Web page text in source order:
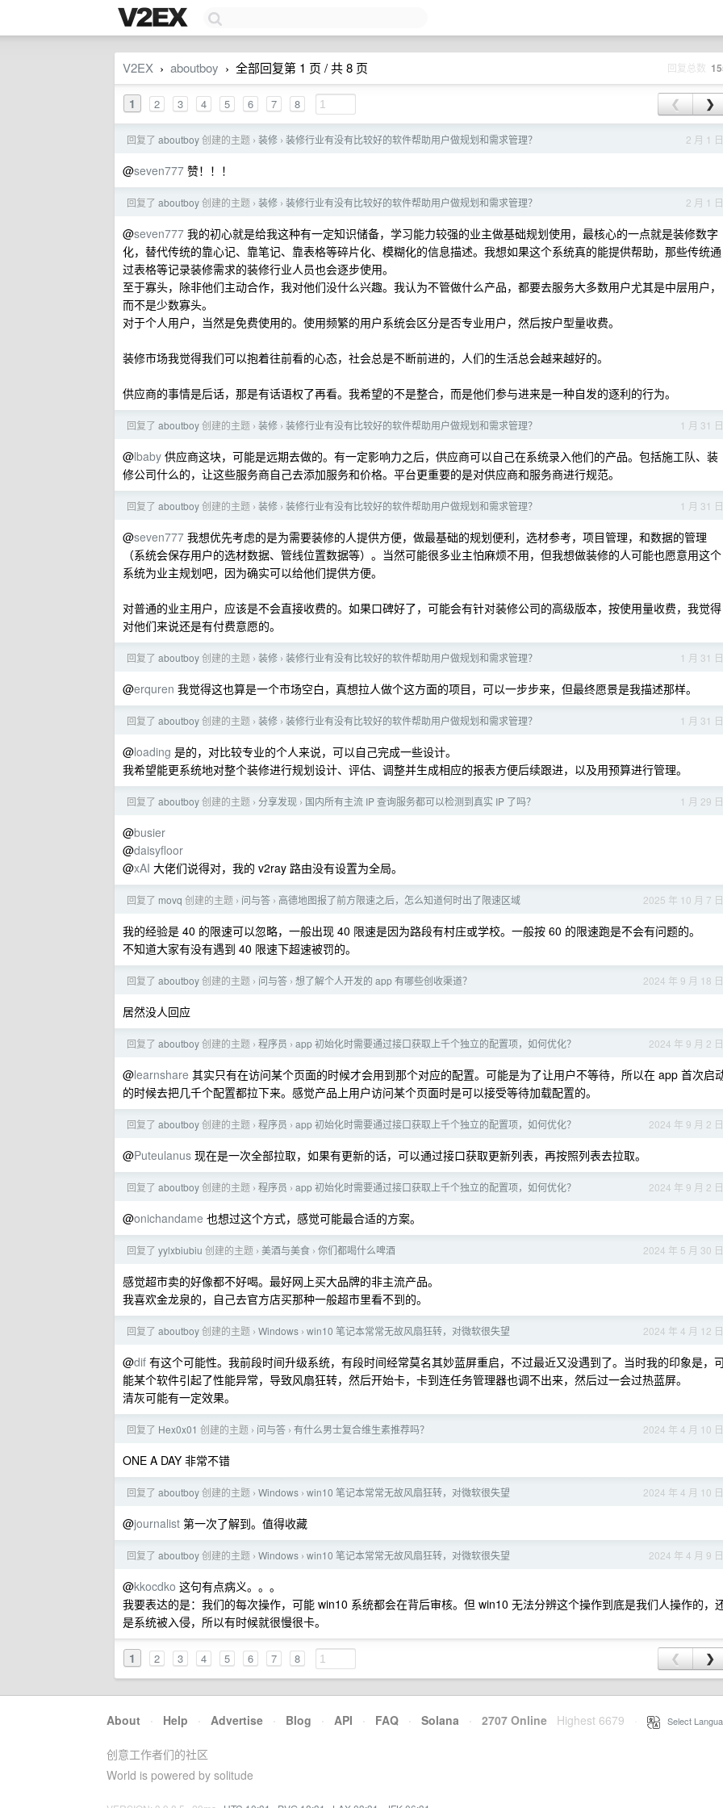
V2EX › aboutboy › 全部回复第 1 页 / 共 8 页 回复总数
1 2 3 4 5 6 7 8 ❮ ❯
2 月 1 日
回复了 aboutboy创建的主题 › 装修 › 装修行业有没有比较好的软件帮助用户做规划和需求管理？
@seven777 赞！！！
2 月 1 日
回复了 aboutboy创建的主题 › 装修 › 装修行业有没有比较好的软件帮助用户做规划和需求管理？
@seven777 我的初心就是给我这种有一定知识储备，学习能力较强的业主做基础规划使用，最核心的一点就是装修数字
化，替代传统的靠心记、靠笔记、靠表格等碎片化、模糊化的信息描述。我想如果这个系统真的能提供帮助，那些传统通
过表格等记录装修需求的装修行业人员也会逐步使用。
至于寡头，除非他们主动合作，我对他们没什么兴趣。我认为不管做什么产品，都要去服务大多数用户尤其是中层用户，
而不是少数寡头。
对于个人用户，当然是免费使用的。使用频繁的用户系统会区分是否专业用户，然后按户型量收费。
装修市场我觉得我们可以抱着往前看的心态，社会总是不断前进的，人们的生活总会越来越好的。
供应商的事情是后话，那是有话语权了再看。我希望的不是整合，而是他们参与进来是一种自发的逐利的行为。
1 月 31 日
回复了 aboutboy创建的主题 › 装修 › 装修行业有没有比较好的软件帮助用户做规划和需求管理？
@lbaby 供应商这块，可能是远期去做的。有一定影响力之后，供应商可以自己在系统录入他们的产品。包括施工队、装
修公司什么的，让这些服务商自己去添加服务和价格。平台更重要的是对供应商和服务商进行规范。
1 月 31 日
回复了 aboutboy创建的主题 › 装修 › 装修行业有没有比较好的软件帮助用户做规划和需求管理？
@seven777 我想优先考虑的是为需要装修的人提供方便，做最基础的规划便利，选材参考，项目管理，和数据的管理
（系统会保存用户的选材数据、管线位置数据等）。当然可能很多业主怕麻烦不用，但我想做装修的人可能也愿意用这个
系统为业主规划吧，因为确实可以给他们提供方便。
对普通的业主用户，应该是不会直接收费的。如果口碑好了，可能会有针对装修公司的高级版本，按使用量收费，我觉得
对他们来说还是有付费意愿的。
1 月 31 日
回复了 aboutboy创建的主题 › 装修 › 装修行业有没有比较好的软件帮助用户做规划和需求管理？
@erquren 我觉得这也算是一个市场空白，真想拉人做个这方面的项目，可以一步步来，但最终愿景是我描述那样。
1 月 31 日
回复了 aboutboy创建的主题 › 装修 › 装修行业有没有比较好的软件帮助用户做规划和需求管理？
@loading 是的，对比较专业的个人来说，可以自己完成一些设计。
我希望能更系统地对整个装修进行规划设计、评估、调整并生成相应的报表方便后续跟进，以及用预算进行管理。
1 月 29 日
回复了 aboutboy创建的主题 › 分享发现 › 国内所有主流 IP 查询服务都可以检测到真实 IP 了吗？
@busier
@daisyfloor
@xAI 大佬们说得对，我的 v2ray 路由没有设置为全局。
2025 年 10 月 7 日
回复了 movq 创建的主题 › 问与答 › 高德地图报了前方限速之后，怎么知道何时出了限速区域
我的经验是 40 的限速可以忽略，一般出现 40 限速是因为路段有村庄或学校。一般按 60 的限速跑是不会有问题的。
不知道大家有没有遇到 40 限速下超速被罚的。
2024 年 9 月 18 日
回复了 aboutboy创建的主题 › 问与答 › 想了解个人开发的 app 有哪些创收渠道？
居然没人回应
2024 年 9 月 2 日
回复了 aboutboy创建的主题 › 程序员 › app 初始化时需要通过接口获取上千个独立的配置项，如何优化？
@learnshare 其实只有在访问某个页面的时候才会用到那个对应的配置。可能是为了让用户不等待，所以在 app 首次启
的时候去把几千个配置都拉下来。感觉产品上用户访问某个页面时是可以接受等待加载配置的。
2024 年 9 月 2 日
回复了 aboutboy创建的主题 › 程序员 › app 初始化时需要通过接口获取上千个独立的配置项，如何优化？
@Puteulanus 现在是一次全部拉取，如果有更新的话，可以通过接口获取更新列表，再按照列表去拉取。
2024 年 9 月 2 日
回复了 aboutboy创建的主题 › 程序员 › app 初始化时需要通过接口获取上千个独立的配置项，如何优化？
@onichandame 也想过这个方式，感觉可能最合适的方案。
2024 年 5 月 30 日
回复了 yylxbiubiu 创建的主题 › 美酒与美食 › 你们都喝什么啤酒
感觉超市卖的好像都不好喝。最好网上买大品牌的非主流产品。
我喜欢金龙泉的，自己去官方店买那种一般超市里看不到的。
2024 年 4 月 12 日
回复了 aboutboy创建的主题 › Windows › win10 笔记本常常无故风扇狂转，对微软很失望
@dif 有这个可能性。我前段时间升级系统，有段时间经常莫名其妙蓝屏重启，不过最近又没遇到了。当时我的印象是，
能某个软件引起了性能异常，导致风扇狂转，然后开始卡，卡到连任务管理器也调不出来，然后过一会过热蓝屏。
清灰可能有一定效果。
2024 年 4 月 10 日
回复了 Hex0x01 创建的主题 › 问与答 › 有什么男士复合维生素推荐吗？
ONE A DAY 非常不错
2024 年 4 月 10 日
回复了 aboutboy创建的主题 › Windows › win10 笔记本常常无故风扇狂转，对微软很失望
@journalist 第一次了解到。值得收藏
2024 年 4 月 9 日
回复了 aboutboy创建的主题 › Windows › win10 笔记本常常无故风扇狂转，对微软很失望
@kkocdko 这句有点病义。。。
我要表达的是：我们的每次操作，可能 win10 系统都会在背后审核。但 win10 无法分辨这个操作到底是我们人操作的，
是系统被入侵，所以有时候就很慢很卡。
1 2 3 4 5 6 7 8 ❮ ❯
About · Help · Advertise · Blog · API · FAQ · Solana · 2707 Online Highest 6679 Select
创意工作者们的社区
World is powered by solitude